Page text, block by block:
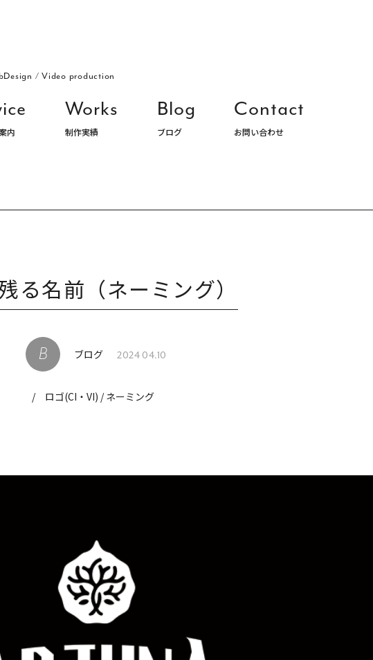
パッケージ・ロゴ デザイン事務所 株式会社アルジュナ
/Video production
内
Works
制作実績
Blog
ブログ
Contact
お問い合わせ
る名前（ネーミング）
ブログ 2024 04.10
/ ロゴ(CI・VI) / ネーミング